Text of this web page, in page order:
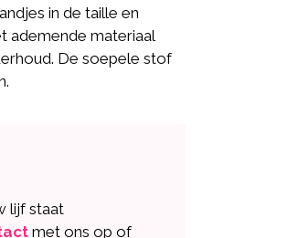
in de taille en
ademende materiaal
De soepele stof
lijf staat
met ons op of